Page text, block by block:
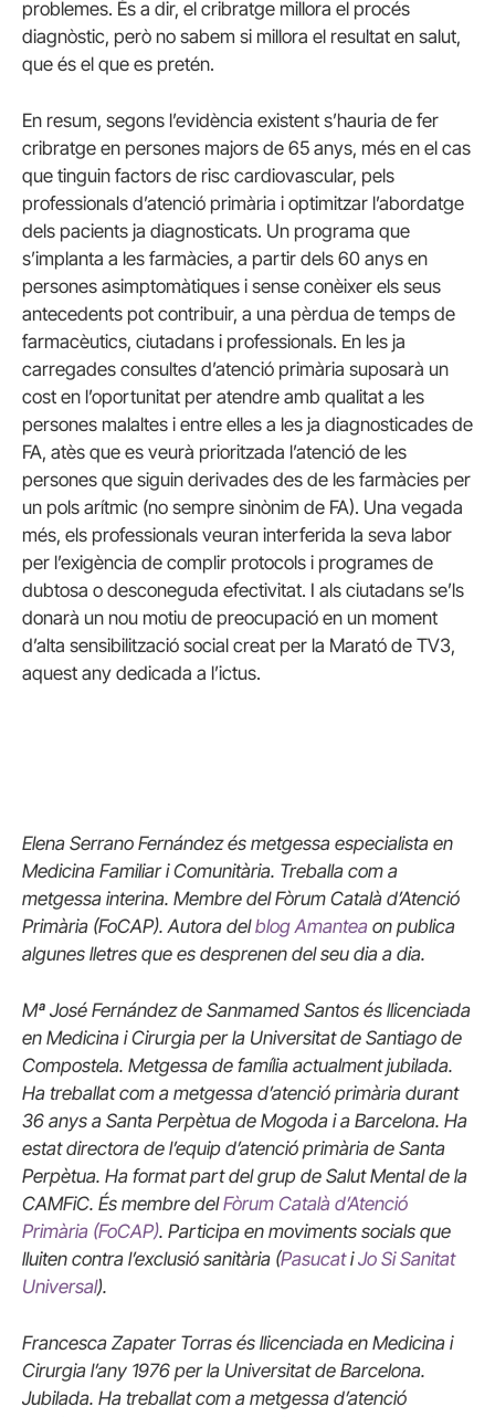
problemes. És a dir, el cribratge millora el procés
diagnòstic, però no sabem si millora el resultat en salut,
que és el que es pretén.
En resum, segons l’evidència existent s’hauria de fer
cribratge en persones majors de 65 anys, més en el cas
que tinguin factors de risc cardiovascular, pels
professionals d’atenció primària i optimitzar l’abordatge
dels pacients ja diagnosticats. Un programa que
s’implanta a les farmàcies, a partir dels 60 anys en
persones asimptomàtiques i sense conèixer els seus
antecedents pot contribuir, a una pèrdua de temps de
farmacèutics, ciutadans i professionals. En les ja
carregades consultes d’atenció primària suposarà un
cost en l’oportunitat per atendre amb qualitat a les
persones malaltes i entre elles a les ja diagnosticades de
FA, atès que es veurà prioritzada l’atenció de les
persones que siguin derivades des de les farmàcies per
un pols arítmic (no sempre sinònim de FA). Una vegada
més, els professionals veuran interferida la seva labor
per l’exigència de complir protocols i programes de
dubtosa o desconeguda efectivitat. I als ciutadans se’ls
donarà un nou motiu de preocupació en un moment
d’alta sensibilització social creat per la Marató de TV3,
aquest any dedicada a l’ictus.
Elena Serrano Fernández és metgessa especialista en
Medicina Familiar i Comunitària. Treballa com a
metgessa interina. Membre del Fòrum Català d’Atenció
Primària (FoCAP). Autora delblog Amantea on publica
algunes lletres que es desprenen del seu dia a dia.
Mª José Fernández de Sanmamed Santos és llicenciada
en Medicina i Cirurgia per la Universitat de Santiago de
Compostela. Metgessa de família actualment jubilada.
Ha treballat com a metgessa d’atenció primària durant
36 anys a Santa Perpètua de Mogoda i a Barcelona. Ha
estat directora de l’equip d’atenció primària de Santa
Perpètua. Ha format part del grup de Salut Mental de la
CAMFiC. És membre delFòrum Català d’Atenció
Primària (FoCAP). Participa en moviments socials que
lluiten contra l’exclusió sanitària (PasucatiJo Si Sanitat
Universal).
Francesca Zapater Torras és llicenciada en Medicina i
Cirurgia l’any 1976 per la Universitat de Barcelona.
Jubilada. Ha treballat com a metgessa d’atenció